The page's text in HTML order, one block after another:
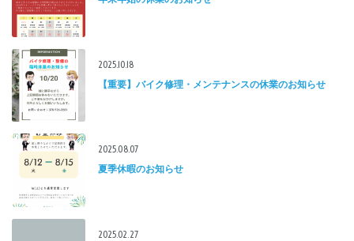
2025.10.18
【重要】バイク修理・メンテナンスの休業のお知らせ
2025.08.07
夏季休暇のお知らせ
2025.02.27